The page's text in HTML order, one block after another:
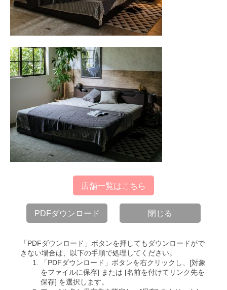
店舗一覧はこちら
PDFダウンロード 閉じる
「PDFダウンロード」ボタンを押してもダウンロードがで
きない場合は、以下の手順で処理してください。
「PDFダウンロード」ボタンを右クリックし、[対象
をファイルに保存] または [名前を付けてリンク先を
保存] を選択します。